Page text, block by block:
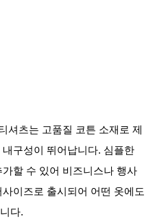
셔츠는 고품질 코튼 소재로 제
구성이 뛰어납니다. 심플한
할 수 있어 비즈니스나 행사
이즈로 출시되어 어떤 옷에도
다.